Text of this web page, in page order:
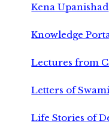
Kena Upanishad
Knowledge
Lectures from
Letters of
Life Stories of